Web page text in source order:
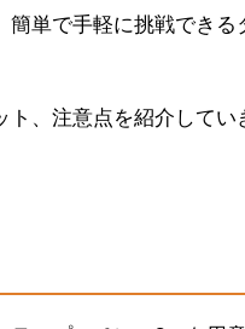
単で手軽に挑戦できる
ト、注意点を紹介してい